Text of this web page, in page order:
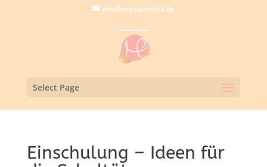
info@mamahoch2.de
Select Page
Einschulung – Ideen für